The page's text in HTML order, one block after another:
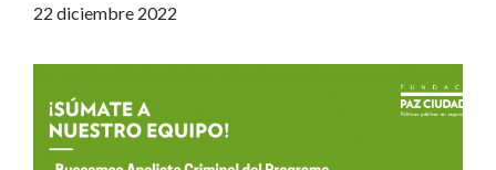
22 diciembre 2022